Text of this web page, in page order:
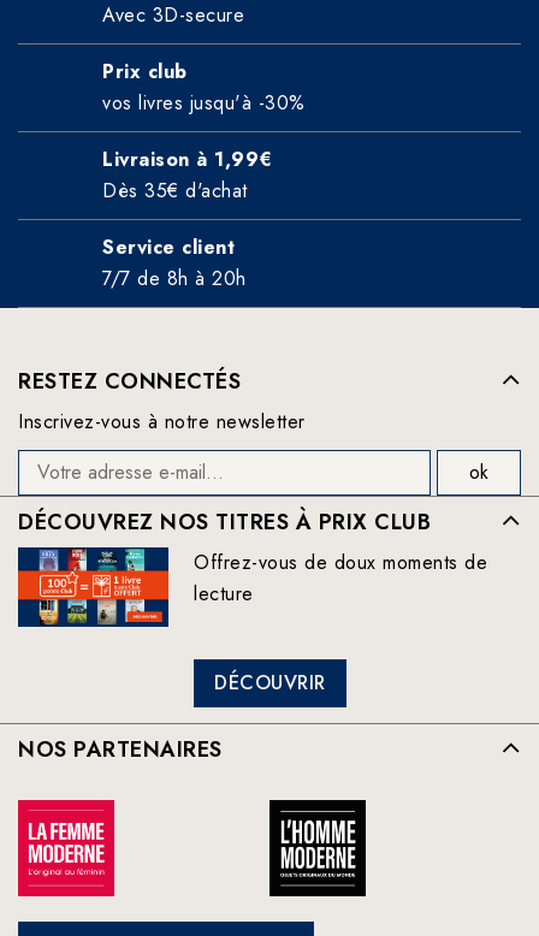
Avec 3D-secure
Prix club
vos livres jusqu'à -30%
Livraison à 1,99€
Dès 35€ d'achat
Service client
7/7 de 8h à 20h
RESTEZ CONNECTÉS
Inscrivez-vous à notre newsletter
DÉCOUVREZ NOS TITRES À PRIX CLUB
Offrez-vous de doux moments de
lecture
DÉCOUVRIR
NOS PARTENAIRES